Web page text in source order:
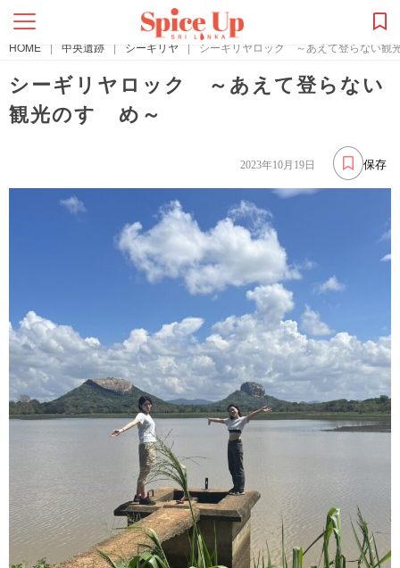
HOME | 中央遺跡 | シーギリヤ | シーギリヤロック ～あえて登らない観
シーギリヤロック ～あえて登らない
観光のすゝめ～
保存
2023年10月19日